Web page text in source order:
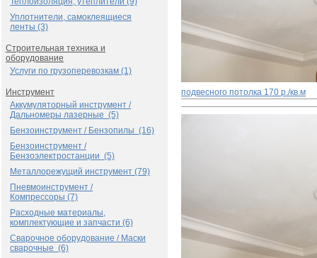
Уплотнители, самоклеящиеся
ленты (3)
Строительная техника и
оборудование
Услуги по грузоперевозкам (1)
Инструмент
Аккумуляторный инструмент /
Дальномеры лазерные (5)
Бензоинструмент / Бензопилы (16)
Бензоинструмент /
Бензоэлектростанции (5)
Металлорежущий инструмент (79)
Пневмоинструмент /
Компрессоры (7)
Расходные материалы,
комплектующие и запчасти (6)
Сварочное оборудование / Маски
сварочные (6)
подвесного потолка 170 р./кв.м